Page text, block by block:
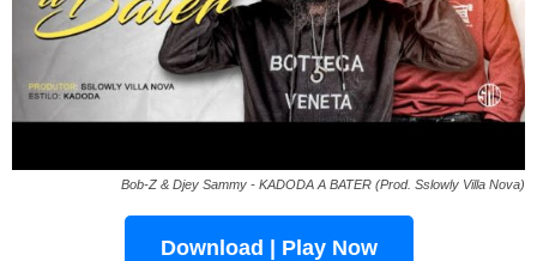
Bob-Z & Djey Sammy - KADODA A BATER (Prod. Sslowly Villa Nova)
Download | Play Now